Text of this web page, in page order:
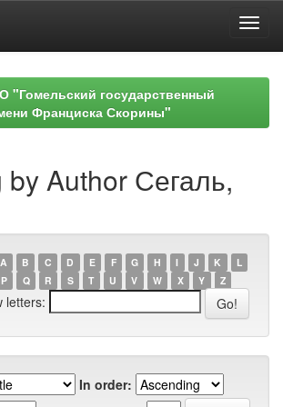
"Гомельский государственный
Франциска Скорины"
Author Сегаль,
A B C D E F G H I J K
L
P Q R S T U V W X Y Z
letters:
In order: